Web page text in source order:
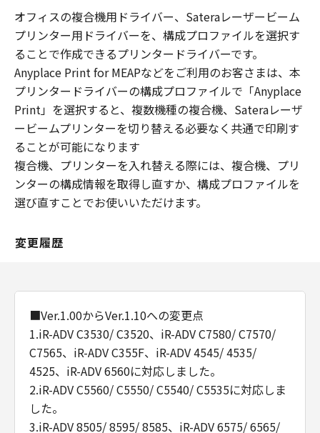
オフィスの複合機用ドライバー、Sateraレーザービーム
プリンター用ドライバーを、構成プロファイルを選択す
ることで作成できるプリンタードライバーです。
Anyplace Print for MEAPなどをご利用のお客さまは、本
プリンタードライバーの構成プロファイルで「Anyplace
Print」を選択すると、複数機種の複合機、Sateraレーザ
ービームプリンターを切り替える必要なく共通で印刷す
ることが可能になります
複合機、プリンターを入れ替える際には、複合機、プリ
ンターの構成情報を取得し直すか、構成プロファイルを
選び直すことでお使いいただけます。
変更履歴
■Ver.1.00からVer.1.10への変更点
1.iR-ADV C3530/ C3520、iR-ADV C7580/ C7570/
C7565、iR-ADV C355F、iR-ADV 4545/ 4535/
4525、iR-ADV 6560に対応しました。
2.iR-ADV C5560/ C5550/ C5540/ C5535に対応しま
した。
3.iR-ADV 8505/ 8595/ 8585、iR-ADV 6575/ 6565/